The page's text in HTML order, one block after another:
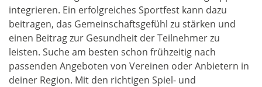
integrieren. Ein erfolgreiches Sportfest kann dazu
beitragen, das Gemeinschaftsgefühl zu stärken und
einen Beitrag zur Gesundheit der Teilnehmer zu
leisten. Suche am besten schon frühzeitig nach
passenden Angeboten von Vereinen oder Anbietern in
deiner Region. Mit den richtigen Spiel- und